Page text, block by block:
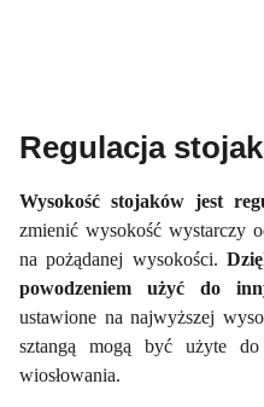
Regulacja
Wysokość stojaków jest
zmienić wysokość wystarczy
na pożądanej wysokości.
powodzeniem użyć do
ustawione na najwyższej
sztangą mogą być użyte
wiosłowania.